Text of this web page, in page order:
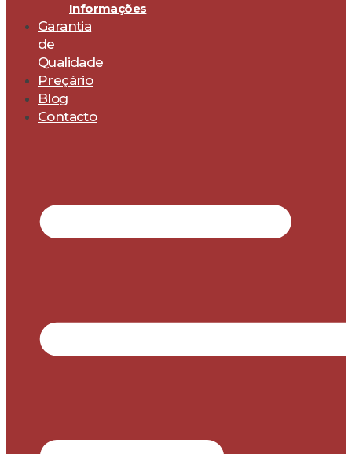
Informações
Garantia
de
Qualidade
Preçário
Blog
Contacto